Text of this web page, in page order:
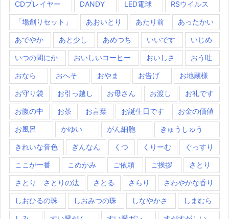
CDプレイヤー DANDY LED電球 RSウイルス
「場創りセット」 あおいとり あたり前 あったかい
あでやか あと少し あめつち いいです いじめ
いつの間にか おいしいコーヒー おいしさ おう吐
おなら おへそ おやま お告げ お地蔵様
お守り袋 お引っ越し お母さん お渡し お礼です
お腹の中 お茶 お言葉 お誕生日です お金の価値
お風呂 かゆい がん細胞 きゅうしゅう
きれいな音色 ぎんなん くつ くりーむ ぐっすり
ここが一番 こめかみ ご依頼 ご挨拶 さとり
さとり さとりの法 さとる さらり さわやかな香り
しおひるの珠 しおみつの珠 しなやかさ しまむら